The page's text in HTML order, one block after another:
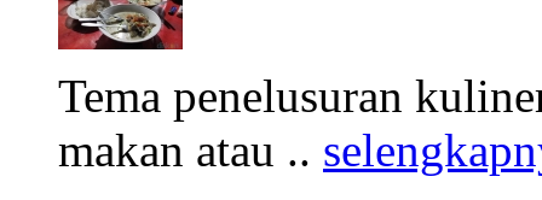
Tema penelusuran
makan atau ..